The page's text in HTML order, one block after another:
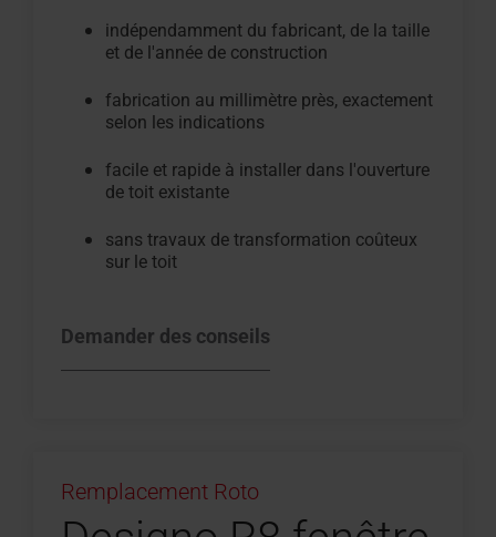
indépendamment du fabricant, de la taille
et de l'année de construction
fabrication au millimètre près, exactement
selon les indications
facile et rapide à installer dans l'ouverture
de toit existante
sans travaux de transformation coûteux
sur le toit
Demander des conseils
Remplacement Roto